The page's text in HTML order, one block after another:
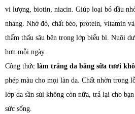
vi lượng, biotin, niacin. Giúp loại bỏ dầu
nhàng. Nhờ đó, chất béo, protein, vitamin
thẩm thấu sâu bên trong lớp biểu bì. Nuôi
hơn mỗi ngày.
Công thức làm trắng da bằng sữa tươi
phép màu cho mọi làn da. Chất nhờn trong
lớp da sần sùi không còn nữa, trả lại cho
sức sống.